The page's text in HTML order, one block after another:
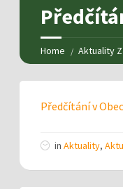
Home Aktuality
Předčítání v
in Aktuality,